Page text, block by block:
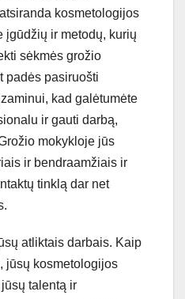
kosmetologijos
įgūdžių ir metodų, kurių
sėkmės grožio
padės pasiruošti
kad galėtumėte
ir gauti darbą,
mokykloje jūs
ir bendraamžiais ir
tinklą dar net
atliktais darbais. Kaip
jūsų kosmetologijos
talentą ir